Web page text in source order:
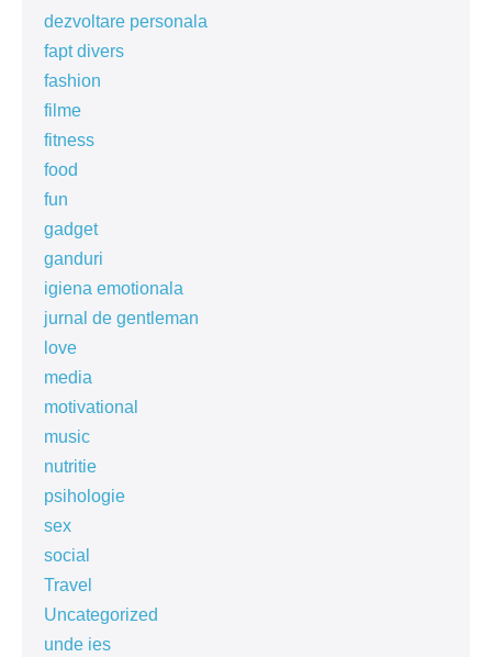
dezvoltare personala
fapt divers
fashion
filme
fitness
food
fun
gadget
ganduri
igiena emotionala
jurnal de gentleman
love
media
motivational
music
nutritie
psihologie
sex
social
Travel
Uncategorized
unde ies